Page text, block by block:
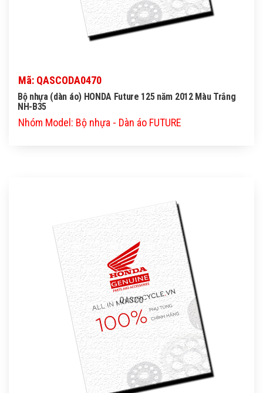
Mã: QASCODA0470
Bộ nhựa (dàn áo) HONDA Future 125 năm 2012 Màu Trắng
NH-B35
Nhóm Model: Bộ nhựa - Dàn áo FUTURE
QASCO